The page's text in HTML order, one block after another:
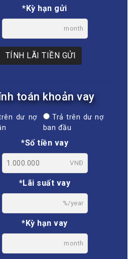
*Kỳ hạn gửi
month
TÍNH LÃI TIỀN GỬI
toán khoản vay
dư nợ
Trả trên dư nợ
ban đầu
*Số tiền vay
VNĐ
*Lãi suất vay
%/year
*Kỳ hạn vay
month